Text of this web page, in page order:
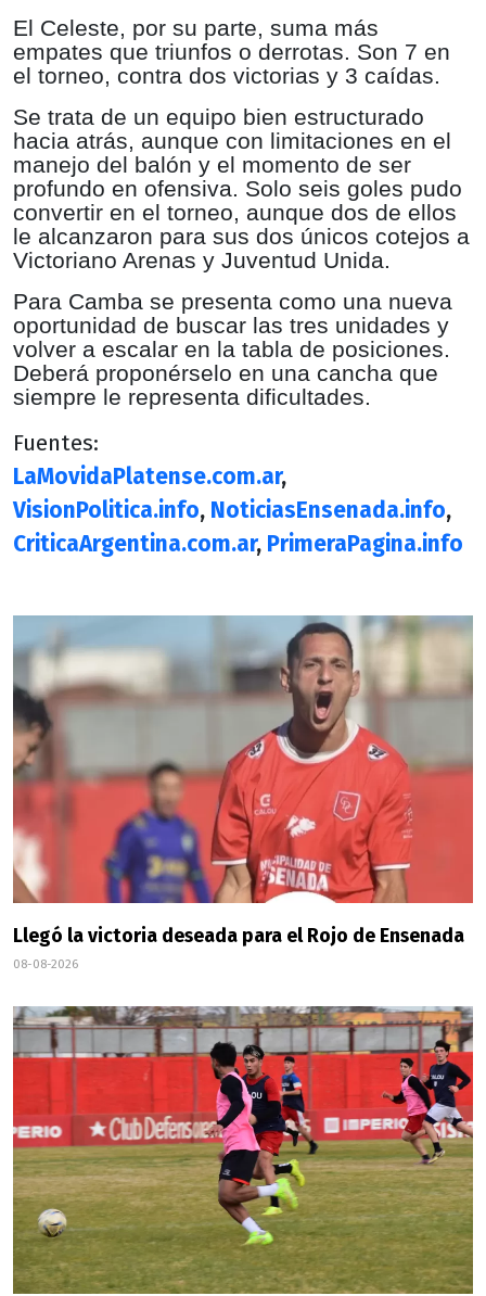
El Celeste, por su parte, suma más
empates que triunfos o derrotas. Son 7 en
el torneo, contra dos victorias y 3 caídas.
Se trata de un equipo bien estructurado
hacia atrás, aunque con limitaciones en el
manejo del balón y el momento de ser
profundo en ofensiva. Solo seis goles pudo
convertir en el torneo, aunque dos de ellos
le alcanzaron para sus dos únicos cotejos a
Victoriano Arenas y Juventud Unida.
Para Camba se presenta como una nueva
oportunidad de buscar las tres unidades y
volver a escalar en la tabla de posiciones.
Deberá proponérselo en una cancha que
siempre le representa dificultades.
Fuentes:
LaMovidaPlatense.com.ar,
VisionPolitica.info, NoticiasEnsenada.info,
CriticaArgentina.com.ar, PrimeraPagina.info
Llegó la victoria deseada para el Rojo de Ensenada
08-08-2026